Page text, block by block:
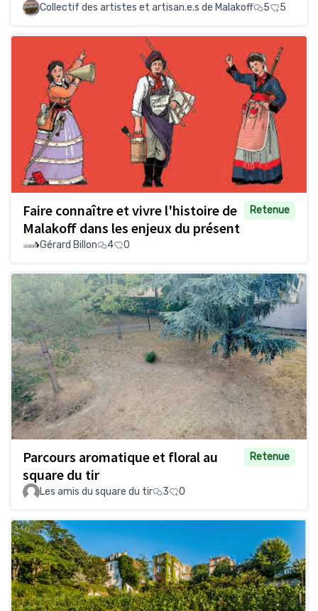
Collectif des artistes et artisan.e.s de Malakoff 5 5
Faire connaître et vivre l'histoire de
Malakoff dans les enjeux du présent
Retenue
Gérard Billon 4 0
Parcours aromatique et floral au
square du tir
Retenue
Les amis du square du tir 3 0